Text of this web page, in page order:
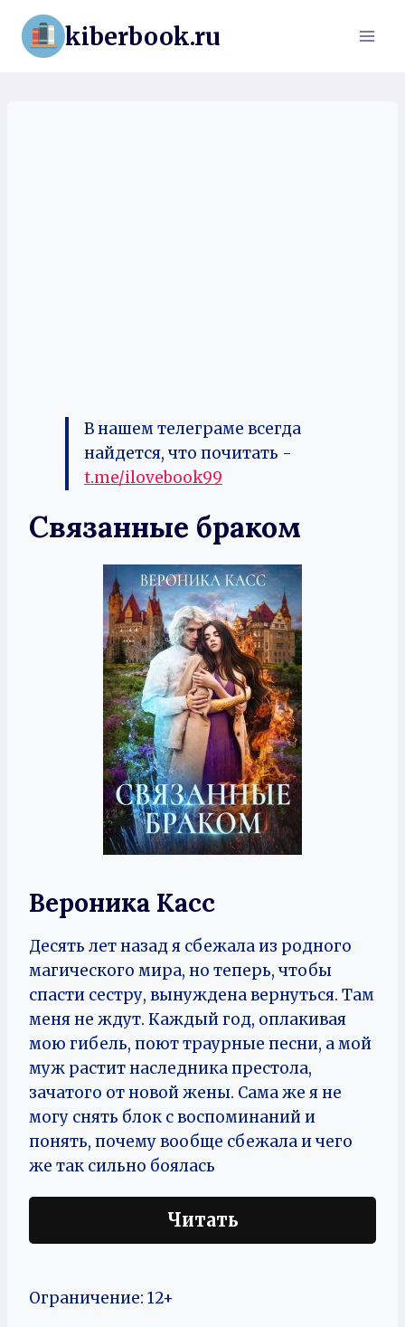
Перейти
содержимому
kiberbook.ru
В нашем телеграме всегда
найдется, что почитать -
t.me/ilovebook99
Связанные браком
Вероника Касс
Десять лет назад я сбежала из родного
магического мира, но теперь, чтобы
спасти сестру, вынуждена вернуться. Там
меня не ждут. Каждый год, оплакивая
мою гибель, поют траурные песни, а мой
муж растит наследника престола,
зачатого от новой жены. Сама же я не
могу снять блок с воспоминаний и
понять, почему вообще сбежала и чего
же так сильно боялась
Читать
Ограничение: 12+